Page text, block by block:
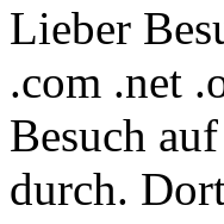
Lieber
.com .net
Besuch
durch.